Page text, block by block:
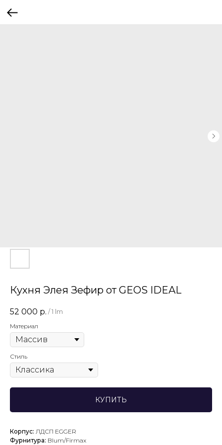
Кухня Элея Зефир от GEOS IDEAL
52 000 р. / 1 lm
Материал
Стиль
КУПИТЬ
Корпус: ЛДСП EGGER
Фурнитура: Blum/Firmax